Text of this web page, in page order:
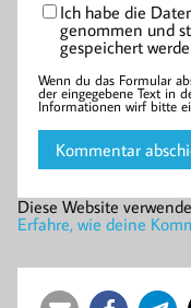
Ich habe die
genommen und
gespeichert
Wenn du das Formular
der eingegebene Text in
Informationen wirf bitte
Diese Website
Erfahre, wie deine